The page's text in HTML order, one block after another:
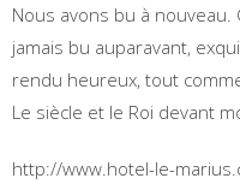
Nous avons bu à nouveau.
jamais bu auparavant,
rendu heureux, tout
Le siècle et le Roi devant
http://www.hotel-le-